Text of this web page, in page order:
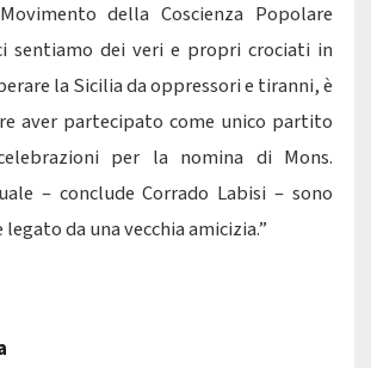
della Coscienza Popolare
sentiamo dei veri e propri crociati in
la Sicilia da oppressori e tiranni, è
aver partecipato come unico partito
per la nomina di Mons.
– conclude Corrado Labisi – sono
da una vecchia amicizia.”